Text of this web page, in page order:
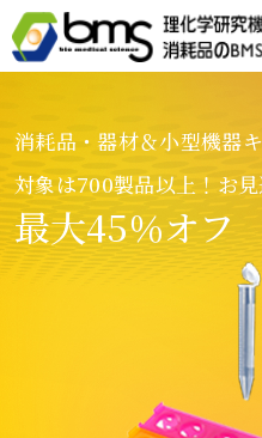
BMSは基礎研究、動物研
ライフサイエ
根幹を支えるソ
を提供し、バイオテクノロ
消耗品・器材＆小型機器
対象は700製品以上！お見
最大45％オフ
三次元ビーズ衝撃式ホモ
「シェイクマ
卓上型三次元ビーズ衝撃式
「シェイクマ
研究に役立つ製品が見つ
SPL Life
新製品 続々登場